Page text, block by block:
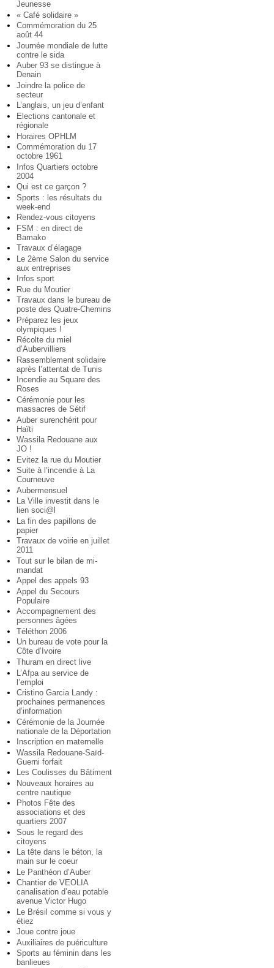
Jeunesse
« Café solidaire »
Commémoration du 25
août 44
Journée mondiale de lutte
contre le sida
Auber 93 se distingue à
Denain
Joindre la police de
secteur
L’anglais, un jeu d’enfant
Elections cantonale et
régionale
Horaires OPHLM
Commémoration du 17
octobre 1961
Infos Quartiers octobre
2004
Qui est ce garçon ?
Sports : les résultats du
week-end
Rendez-vous citoyens
FSM : en direct de
Bamako
Travaux d’élagage
Le 2ème Salon du service
aux entreprises
Infos sport
Rue du Moutier
Travaux dans le bureau de
poste des Quatre-Chemins
Préparez les jeux
olympiques !
Récolte du miel
d’Aubervilliers
Rassemblement solidaire
après l’attentat de Tunis
Incendie au Square des
Roses
Cérémonie pour les
massacres de Sétif
Auber surenchérit pour
Haïti
Wassila Redouane aux
JO !
Evitez la rue du Moutier
Suite à l’incendie à La
Courneuve
Aubermensuel
La Ville investit dans le
lien soci@l
La fin des papillons de
papier
Travaux de voirie en juillet
2011
Tout sur le bilan de mi-
mandat
Appel des appels 93
Appel du Secours
Populaire
Accompagnement des
personnes âgées
Téléthon 2006
Un bureau de vote pour la
Côte d’Ivoire
Thuram en direct live
L’Afpa au service de
l’emploi
Cristino Garcia Landy :
prochaines permanences
d’information
Cérémonie de la Journée
nationale de la Déportation
Inscription en maternelle
Wassila Redouane-Saïd-
Guerni forfait
Les Coulisses du Bâtiment
Nouveaux horaires au
centre nautique
Photos Fête des
associations et des
quartiers 2007
Sous le regard des
citoyens
La tête dans le béton, la
main sur le coeur
Le Panthéon d’Auber
Chantier de VEOLIA
canalisation d’eau potable
avenue Victor Hugo
Le Brésil comme si vous y
étiez
Joue contre joue
Auxiliaires de puériculture
Sports au féminin dans les
banlieues